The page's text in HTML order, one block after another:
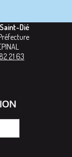
Dié
21 63